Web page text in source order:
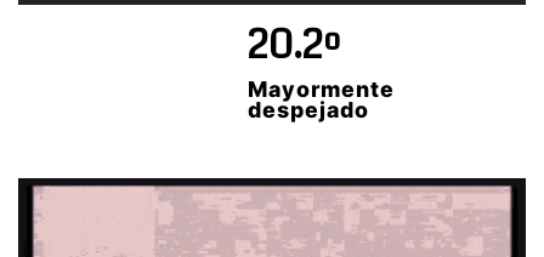
20.2º
Mayormente
despejado